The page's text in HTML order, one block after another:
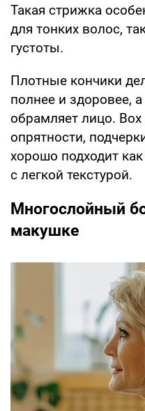
Такая стрижка
для тонких волос,
густоты.
Плотные кончики
полнее и здоровее,
обрамляет лицо.
опрятности,
хорошо подходит
с легкой текстурой.
Многослойный
макушке